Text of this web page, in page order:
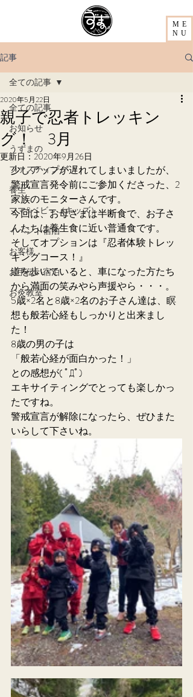
ME
NU
記事
全ての記事
お知らせ
うずまの
ファスティング
養生
ママ&ベビー（キッズ）
イベント宿泊
お客様
お手伝い宿泊
お灸教室
全ての記事
親子で忍者トレッキン
グ！ 3月
2020年5月22日
更新日： 2020年9月26日
少しアップが遅れてしまいましたが、
警戒宣言発令前にご参加くださった、2
家族のモニターさんです。
今回は、お母さまは半断食で、お子さ
んたちは養生食に近い普通食です。
そしてオプションは『忍者体験トレッ
キングコース！』
道を歩いていると、車になった方たち
から満面の笑みやら声援やら・・・。
5歳×2名と8歳×2名のお子さん達は、瞑
想も般若心経もしっかりと出来まし
た！
8歳の男の子は
「般若心経が面白かった！」
との感想が( ﾟДﾟ)
エキサイティングでとっても楽しかっ
たですね。
警戒宣言が解除になったら、ぜひまた
いらして下さいね。